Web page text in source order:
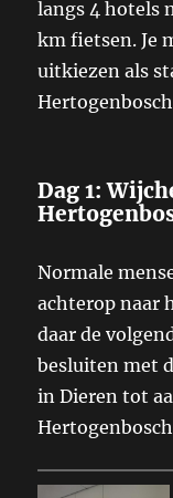
langs 4 hotels
km fietsen. Je
uitkiezen als
Dag 1:
Normale
achterop naar
daar de
besluiten met
in Dieren tot